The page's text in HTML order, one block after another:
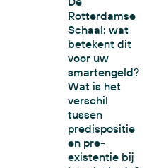
Rotterdamse
Schaal: wat
betekent dit
voor uw
smartengeld?
Wat is het
verschil
tussen
predispositie
en pre-
existentie bij